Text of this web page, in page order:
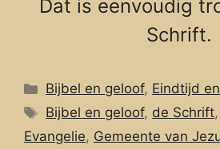
Dat is eenvoudig
Schrift.
Categorieën
Bijbel en geloof, Eindtijd
Tags
Bijbel en geloof, de Schrift,
Evangelie, Gemeente van